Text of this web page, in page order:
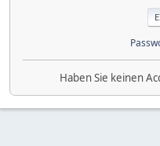
Haben Sie keinen